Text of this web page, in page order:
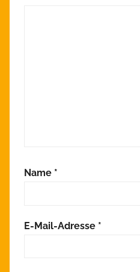
Name *
E-Mail-Adresse *